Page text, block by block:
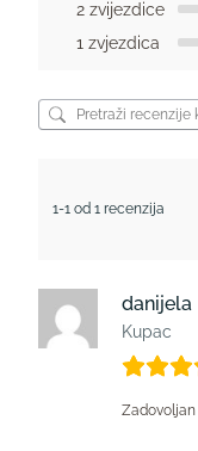
2 zvijezdice
1 zvjezdica
1-1 od 1 recenzija
danijela
Kupac
Zadovoljan